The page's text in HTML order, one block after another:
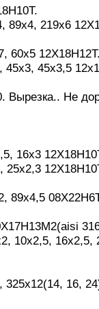
89х4, 219х6
60х5
45х3,5
Вырезка.. Не
16х3
25х2,3
89х4,5
10х2,5, 16х2,5,
16,